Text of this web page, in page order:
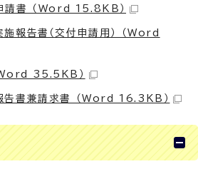
書 （Word 15.8KB）
報告書（交付申請用） （Word
35.5KB）
書兼請求書 （Word 16.3KB）